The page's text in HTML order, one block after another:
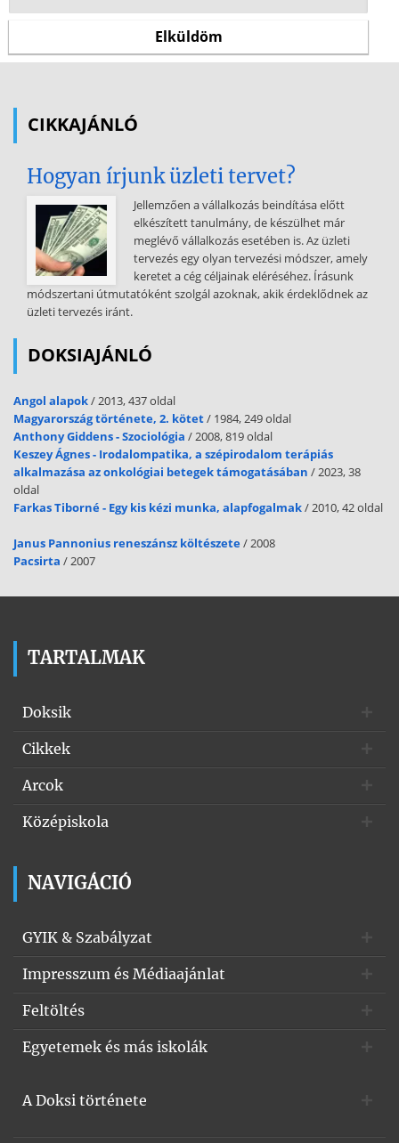
CIKKAJÁNLÓ
Hogyan írjunk üzleti tervet?
Jellemzően a vállalkozás beindítása előtt
elkészített tanulmány, de készülhet már
meglévő vállalkozás esetében is. Az üzleti
tervezés egy olyan tervezési módszer, amely
keretet a cég céljainak eléréséhez. Írásunk
módszertani útmutatóként szolgál azoknak, akik érdeklődnek az
üzleti tervezés iránt.
DOKSIAJÁNLÓ
Angol alapok/ 2013, 437 oldal
Magyarország története, 2. kötet/ 1984, 249 oldal
Anthony Giddens - Szociológia / 2008, 819 oldal
Keszey Ágnes - Irodalompatika, a szépirodalom terápiás
alkalmazása az onkológiai betegek támogatásában / 2023, 38
oldal
Farkas Tiborné - Egy kis kézi munka, alapfogalmak/ 2010, 42 oldal
Janus Pannonius reneszánsz költészete/ 2008
Pacsirta / 2007
TARTALMAK
Doksik
Cikkek
Arcok
Középiskola
NAVIGÁCIÓ
GYIK & Szabályzat
Impresszum és Médiaajánlat
Feltöltés
Egyetemek és más iskolák
A Doksi története